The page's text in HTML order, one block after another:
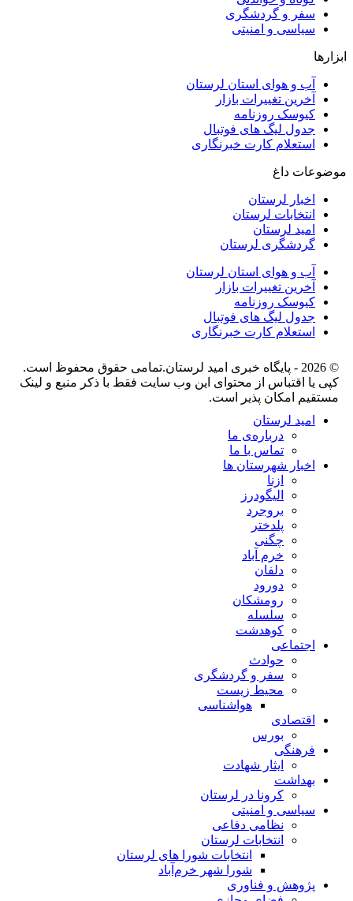
سفر و گردشگری
سیاسی و امنیتی
ابزارها
آب و هوای استان لرستان
آخرین تغییرات بازار
کیوسک روزنامه
جدول لیگ های فوتبال
استعلام کارت خبرنگاری
موضوعات داغ
اخبار لرستان
انتخابات لرستان
امید لرستان
گردشگری لرستان
آب و هوای استان لرستان
آخرین تغییرات بازار
کیوسک روزنامه
جدول لیگ های فوتبال
استعلام کارت خبرنگاری
© 2026 - پایگاه خبری اميد لرستان.تمامی حقوق محفوظ است.
کپی یا اقتباس از محتوای این وب سایت فقط با ذکر منبع و لینک
مستقیم امکان پذیر است.
امید لرستان
درباره‌ی ما
تماس با ما
اخبار شهرستان ها
ازنا
الیگودرز
بروجرد
پلدختر
چگنی
خرم آباد
دلفان
دورود
رومشکان
سلسله
کوهدشت
اجتماعی
حوادث
سفر و گردشگری
محیط زیست
هواشناسی
اقتصادی
بورس
فرهنگی
ایثار شهادت
بهداشت
کرونا در لرستان
سیاسی و امنیتی
نظامی دفاعی
انتخابات لرستان
انتخابات شورا های لرستان
شورا شهر خرم‌آباد
پژوهش و فناوری